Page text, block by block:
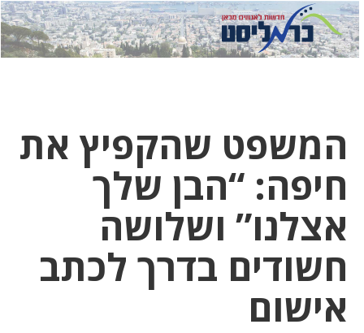
לחץ
כאן
לחץ
כדי
המשפט שהקפיץ את
חיפה: “הבן שלך
אצלנו” ושלושה
חשודים בדרך לכתב
אישום